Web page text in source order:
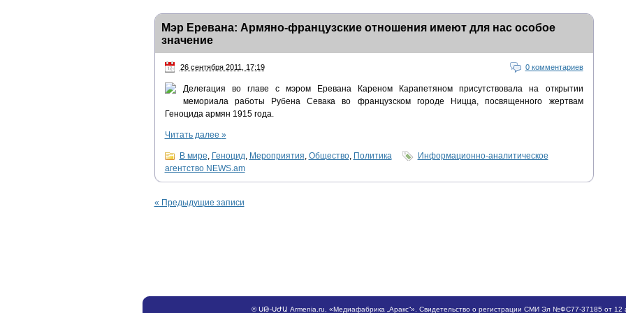
Мэр Еревана: Армяно-французские отношения имеют для нас особое
значение
26 сентября 2011, 17:19 0 комментариев
Делегация во главе с мэром Еревана Кареном Карапетяном присутствовала на открытии
мемориала работы Рубена Севака во французском городе Ницца, посвященного жертвам
Геноцида армян 1915 года.
Читать далее »
В мире, Геноцид, Мероприятия, Общество, Политика
Информационно-аналитическое
агентство NEWS.am
« Предыдущие записи
©ՍԹ-ՍԺԱ Armenia.ru , «Медиафабрика „Аракс“». Свидетельство о регистрации СМИ Эл №ФС77-37185 от 12